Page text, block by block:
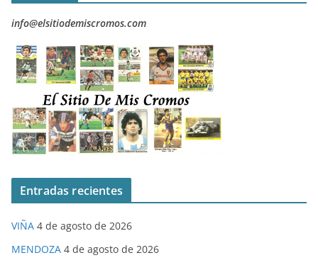
info@elsitiodemiscromos.com
Entradas recientes
VIÑA 4 de agosto de 2026
MENDOZA 4 de agosto de 2026